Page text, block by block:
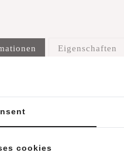
Eigenschaften
die Willow Haverhill Black
nicht nur ein echter
cookies